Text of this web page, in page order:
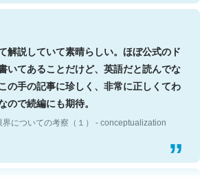
解説していて素晴らしい。ほぼ公式のド
いてあることだけど、英語だと読んでな
の手の記事に珍しく、非常に正しくてわ
ので続編にも期待。